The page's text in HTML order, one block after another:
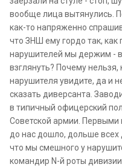
вообще лица вытянулись.
как-то напряженно
что ЗНШ ему гордо так, как
нарушителей мы держим -
взглянуть? Почему
нарушителя увидите, да и
сказать диверсанта.
в типичный офицерский
Советской армии.
до нас дошло, дольше
что мы смешного у
командир N-й роты